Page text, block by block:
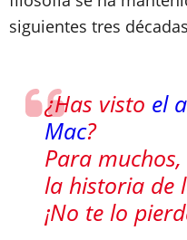
siguientes tres
¿Has visto el
Mac?
Para
la historia de
¡No te lo